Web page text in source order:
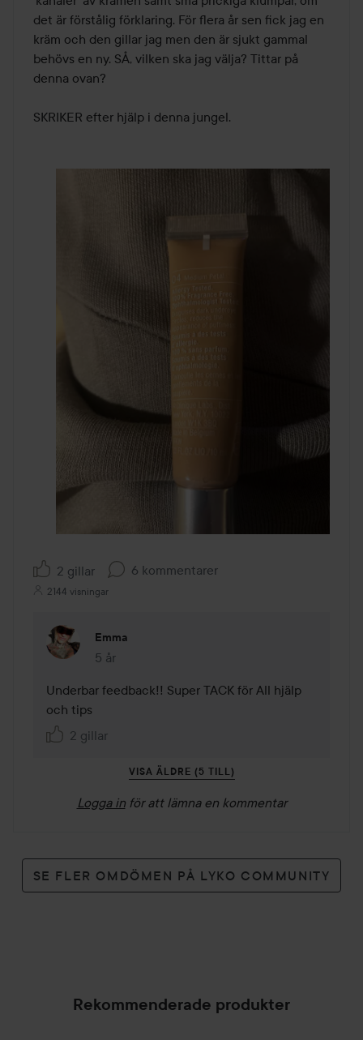
det är förstålig förklaring. För flera år sen fick jag en
kräm och den gillar jag men den är sjukt gammal
behövs en ny. SÅ, vilken ska jag välja? Tittar på
denna ovan?
SKRIKER efter hjälp i denna jungel.
2 gillar 6 kommentarer
2144 visningar
Emma
5 år
Kommentaren lades 5 år
Underbar feedback!! Super TACK för All hjälp
och tips
2 gillar
VISA ÄLDRE (5 TILL)
Logga in för att lämna en kommentar
SE FLER OMDÖMEN PÅ LYKO COMMUNITY
Rekommenderade produkter